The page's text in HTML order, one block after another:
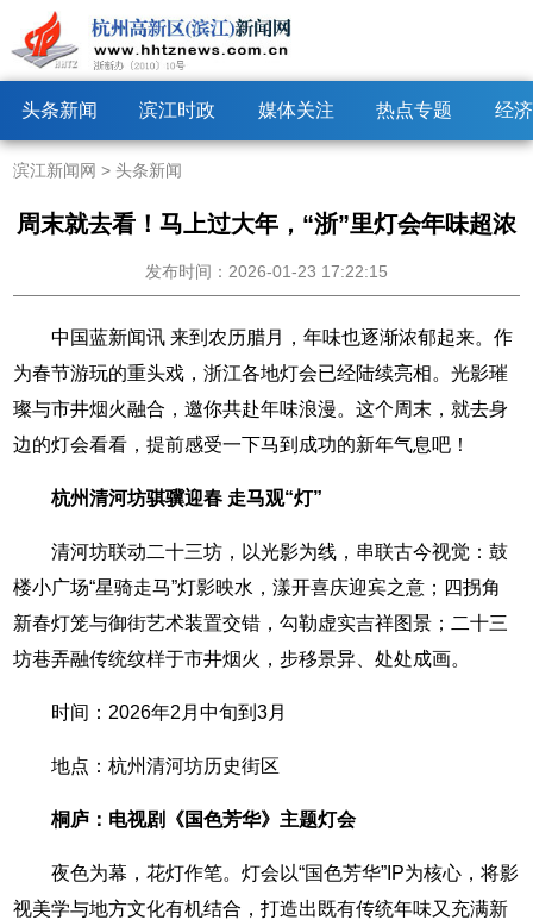
头条新闻 滨江时政 媒体关注 热点专题 经
滨江新闻网 >头条新闻
周末就去看！马上过大年，“浙”里灯会年味超浓
发布时间：2026-01-23 17:22:15
中国蓝新闻讯 来到农历腊月，年味也逐渐浓郁起来。作
为春节游玩的重头戏，浙江各地灯会已经陆续亮相。光影璀
璨与市井烟火融合，邀你共赴年味浪漫。这个周末，就去身
边的灯会看看，提前感受一下马到成功的新年气息吧！
杭州清河坊骐骥迎春 走马观“灯”
清河坊联动二十三坊，以光影为线，串联古今视觉：鼓
楼小广场“星骑走马”灯影映水，漾开喜庆迎宾之意；四拐角
新春灯笼与御街艺术装置交错，勾勒虚实吉祥图景；二十三
坊巷弄融传统纹样于市井烟火，步移景异、处处成画。
时间：2026年2月中旬到3月
地点：杭州清河坊历史街区
桐庐：电视剧《国色芳华》主题灯会
夜色为幕，花灯作笔。灯会以“国色芳华”IP为核心，将影
视美学与地方文化有机结合，打造出既有传统年味又充满新